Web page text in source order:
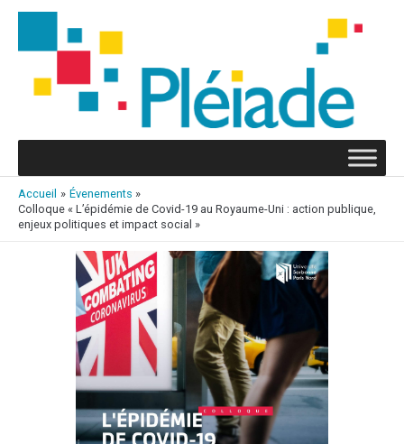
Aller
contenu
Accueil
Évenements
Colloque « L’épidémie de Covid-19 au Royaume-Uni : action publique,
enjeux politiques et impact social »